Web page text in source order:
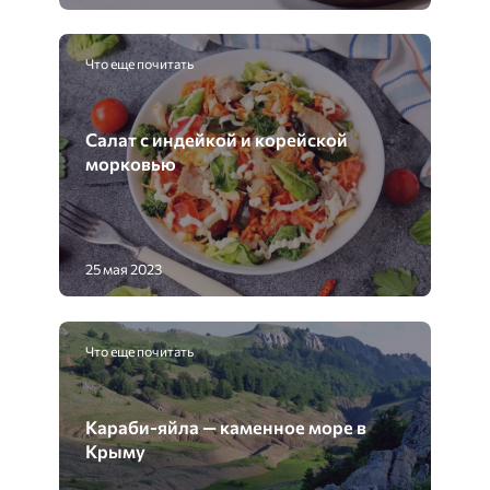
Что еще почитать
Салат с индейкой и корейской
морковью
25 мая 2023
Что еще почитать
Караби-яйла — каменное море в
Крыму